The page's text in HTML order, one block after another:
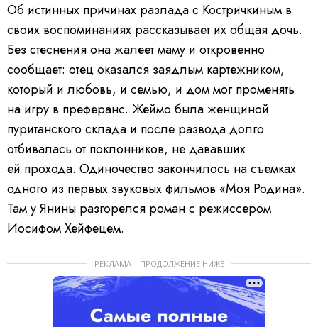
Об истинных причинах разлада с Костричкиным в
своих воспоминаниях рассказывает их общая дочь.
Без стеснения она жалеет маму и откровенно
сообщает: отец оказался заядлым картежником,
который и любовь, и семью, и дом мог променять
на игру в преферанс. Жеймо была женщиной
пуританского склада и после развода долго
отбивалась от поклонников, не дававших
ей прохода. Одиночество закончилось на съемках
одного из первых звуковых фильмов «Моя Родина».
Там у Янины разгорелся роман с режиссером
Иосифом Хейфецем.
РЕКЛАМА – ПРОДОЛЖЕНИЕ НИЖЕ